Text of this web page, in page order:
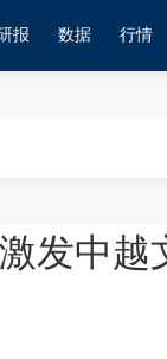
报 数据 行情
发中越